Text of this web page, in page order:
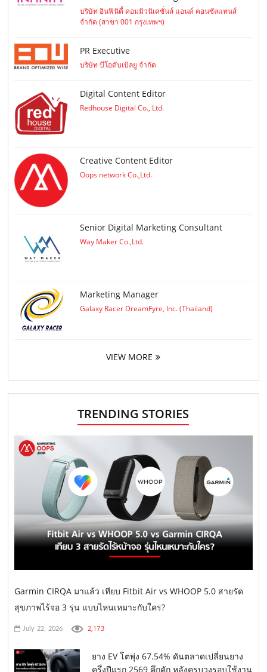
บริษัท อินฟินิตี้ คอมมิวนิเคชั่นส์ แอนด์ คอนซัลแทนส์
จำกัด (สาขา 001 กรุงเทพฯ)
PR Executive
บริษัท บีโอดับเบิลยู จำกัด
Digital Content Editor
Redhouse Digital Co., Ltd.
Creative Content Editor
Oops network Co.,Ltd.
Senior Digital Marketing Consultant
Way Maker Co.,Ltd.
Marketing Manager
Galaxy Racer DreamFyre, Inc. (Thailand)
VIEW MORE
TRENDING STORIES
Garmin CIRQA มาแล้ว เทียบ Fitbit Air vs WHOOP 5.0 สายรัด
สุขภาพไร้จอ 3 รุ่น แบบไหนเหมาะกับใคร?
July 22, 2026 2,173
ยาง EV โตพุ่ง 67.54% ดันตลาดเปลี่ยนยาง
ครึ่งปีแรก 2569 คึกคัก หลังครบวงรอบใช้งาน